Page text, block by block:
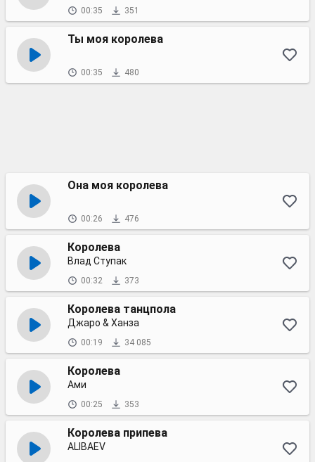
00:35 351
Ты моя королева
00:35 480
Она моя королева
00:26 476
Королева
Влад Ступак
00:32 373
Королева танцпола
Джаро & Ханза
00:19 34 085
Королева
Ами
00:25 353
Королева припева
ALIBAEV